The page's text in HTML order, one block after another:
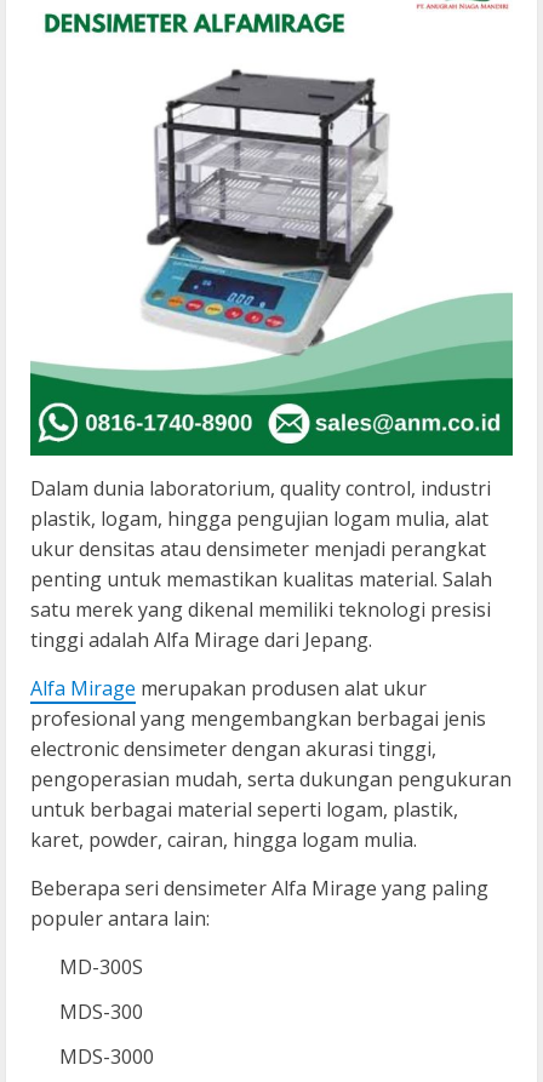
Dalam dunia laboratorium, quality control, industri
plastik, logam, hingga pengujian logam mulia, alat
ukur densitas atau densimeter menjadi perangkat
penting untuk memastikan kualitas material. Salah
satu merek yang dikenal memiliki teknologi presisi
tinggi adalah Alfa Mirage dari Jepang.
Alfa Mirage merupakan produsen alat ukur
profesional yang mengembangkan berbagai jenis
electronic densimeter dengan akurasi tinggi,
pengoperasian mudah, serta dukungan pengukuran
untuk berbagai material seperti logam, plastik,
karet, powder, cairan, hingga logam mulia.
Beberapa seri densimeter Alfa Mirage yang paling
populer antara lain:
MD-300S
MDS-300
MDS-3000